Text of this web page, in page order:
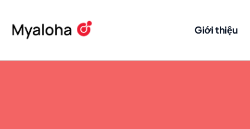
Giới thiệu